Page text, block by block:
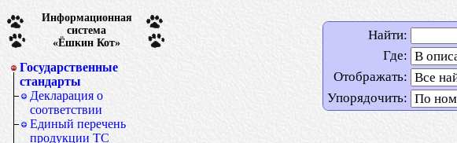
Информационная
система
«Ёшкин Кот»
Государственные
стандарты
Декларация о
соответствии
Единый перечень
продукции ТС
Найти:
Где:
Отображать:
Упорядочить: